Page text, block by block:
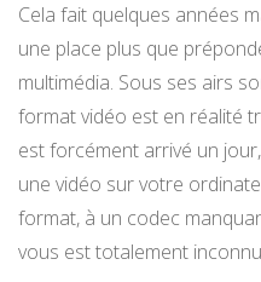
Cela fait quelques années
une place plus que
multimédia. Sous ses airs
format vidéo est en réalité
est forcément arrivé un
une vidéo sur votre
format, à un codec
vous est totalement